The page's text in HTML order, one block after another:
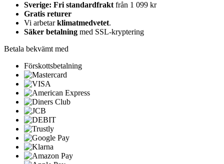
Sverige: Fri standardfrakt från 1 099 kr
Gratis returer
Vi arbetarklimatmedvetet.
Säker betalning med SSL-kryptering
Betala bekvämt med
Förskottsbetalning